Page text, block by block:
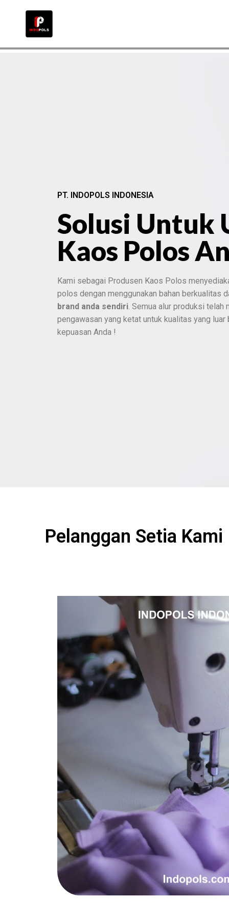
PT. INDOPOLS INDONESIA
Solusi Untuk
Kaos Polos
Kami sebagai Produsen Kaos Polos
polos dengan menggunakan bahan berkualitas
brand anda sendiri. Semua alur produksi telah
pengawasan yang ketat untuk kualitas yang
kepuasan Anda !
Pelanggan Setia Kami